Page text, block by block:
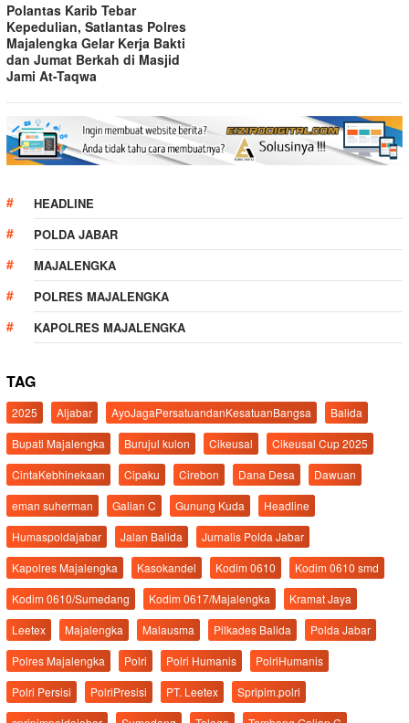
Polantas Karib Tebar
Kepedulian, Satlantas Polres
Majalengka Gelar Kerja Bakti
dan Jumat Berkah di Masjid
Jami At-Taqwa
HEADLINE
POLDA JABAR
MAJALENGKA
POLRES MAJALENGKA
KAPOLRES MAJALENGKA
TAG
2025 Aljabar AyoJagaPersatuandanKesatuanBangsa
Balida
Bupati Majalengka
Burujul kulon Cikeusal
Cikeusal Cup 2025
CintaKebhinekaan
Cipaku Cirebon Dana Desa
Dawuan
eman suherman
Galian C Gunung Kuda
Headline
Humaspoldajabar
Jalan Balida
Jurnalis Polda Jabar
Kapolres Majalengka
Kasokandel Kodim 0610
Kodim 0610 smd
Kodim 0610/Sumedang
Kodim 0617/Majalengka
Kramat Jaya
Leetex
Majalengka Malausma Pilkades Balida
Polda Jabar
Polres Majalengka
Polri Polri Humanis
PolriHumanis
Polri Persisi
PolriPresisi PT. Leetex
Spripim.polri